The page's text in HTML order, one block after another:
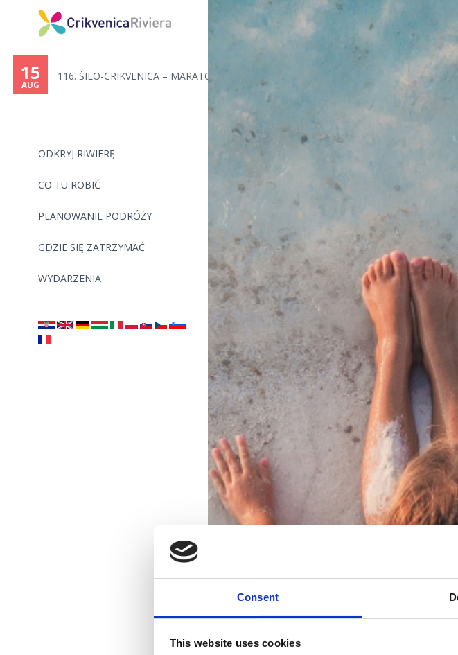
Consent
This website uses cookies
ODKRYJ RIWIERĘ
CO TU ROBIĆ
PLANOWANIE PODRÓŻY
GDZIE SIĘ ZATRZYMAĆ
WYDARZENIA
15
AUG
116. ŠILO-CRIKVENICA – MARATON...
are
here